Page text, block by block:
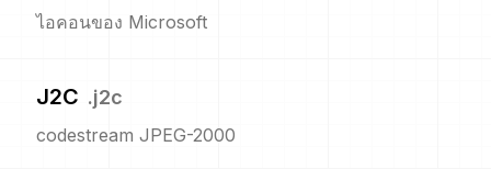
ไอคอนของ Microsoft
J2C .j2c
codestream JPEG-2000